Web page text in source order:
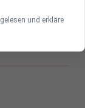
gelesen und erkläre